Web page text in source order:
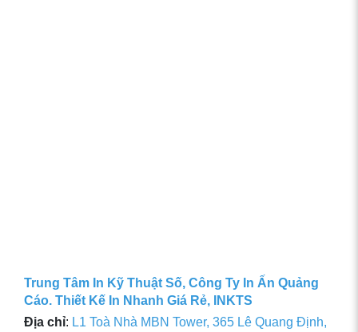
Trung Tâm In Kỹ Thuật Số, Công Ty In Ấn Quảng
Cáo. Thiết Kế In Nhanh Giá Rẻ, INKTS
Địa chỉ: L1 Toà Nhà MBN Tower, 365 Lê Quang Định,